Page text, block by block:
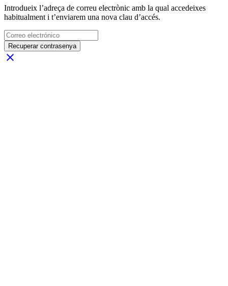
Introdueix l’adreça de correu electrònic amb la qual accedeixes
habitualment i t’enviarem una nova clau d’accés.
Recuperar contrasenya
close